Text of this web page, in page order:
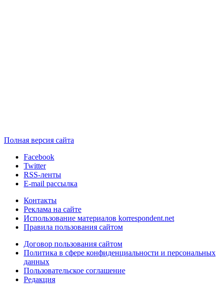
Полная версия сайта
Facebook
Twitter
RSS-ленты
E-mail рассылка
Контакты
Реклама на сайте
Использование материалов korrespondent.net
Правила пользования сайтом
Договор пользования сайтом
Политика в сфере конфиденциальности и персональных
данных
Пользовательское соглашение
Редакция